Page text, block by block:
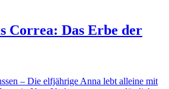
Correa: Das Erbe der
– Die elfjährige Anna lebt alleine mit